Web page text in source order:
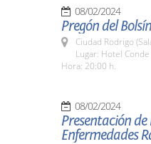
08/02/2024
Pregón del
Ciudad Rodrigo
Lugar: Hotel
Hora: 20:00 h.
08/02/2024
Presentación
Enfermedades